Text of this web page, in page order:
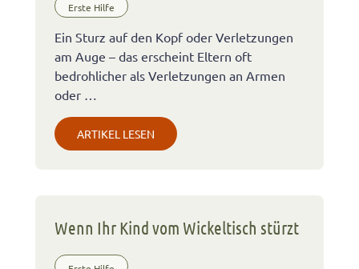
Erste Hilfe
Ein Sturz auf den Kopf oder Verletzungen
am Auge – das erscheint Eltern oft
bedrohlicher als Verletzungen an Armen
oder …
ARTIKEL LESEN
Wenn Ihr Kind vom Wickeltisch stürzt